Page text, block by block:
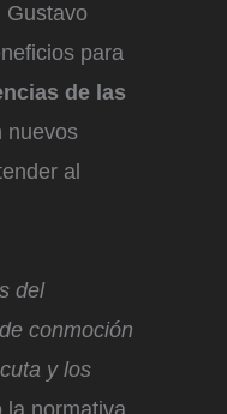
Gustavo
para
de las
nuevos
al
del
conmoción
y los